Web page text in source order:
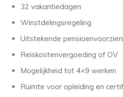
32 vakantiedagen
Winstdelingsregeling
Uitstekende
Reiskostenvergoeding of OV
Mogelijkheid tot 4×9 werken
Ruimte voor opleiding en